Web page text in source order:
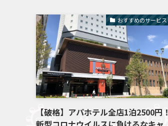
おすすめのサービス
【破格】アパホテル全店1泊2500円！